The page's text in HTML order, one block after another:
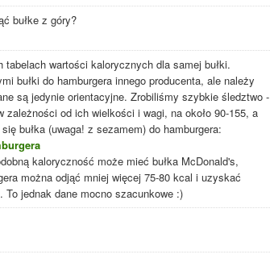
bułke z góry?
wartości kalorycznych dla samej bułki.
bułki do hamburgera innego producenta, ale należy
są jedynie orientacyjne. Zrobiliśmy szybkie śledztwo -
od ich wielkości i wagi, na około 90-155, a
bułka (uwaga! z sezamem) do hamburgera:
kaloryczność może mieć bułka McDonald's,
można odjąć mniej więcej 75-80 kcal i uzyskać
jednak dane mocno szacunkowe :)